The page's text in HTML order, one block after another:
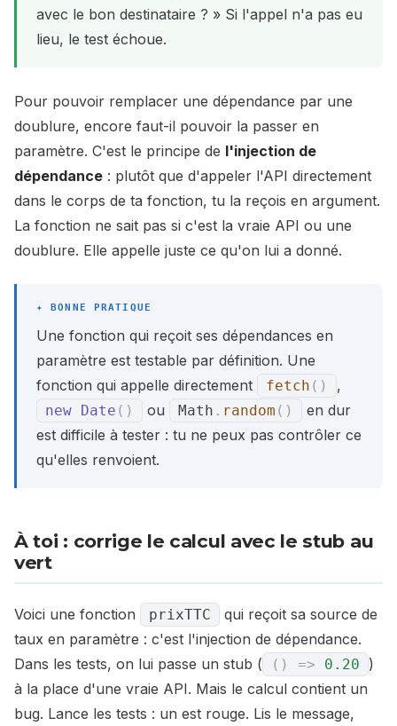
avec le bon destinataire ? » Si l'appel n'a pas eu
lieu, le test échoue.
Pour pouvoir remplacer une dépendance par une
doublure, encore faut-il pouvoir la passer en
paramètre. C'est le principe de l'injection de
dépendance : plutôt que d'appeler l'API directement
dans le corps de ta fonction, tu la reçois en argument.
La fonction ne sait pas si c'est la vraie API ou une
doublure. Elle appelle juste ce qu'on lui a donné.
Une fonction qui reçoit ses dépendances en
paramètre est testable par définition. Une
fonction qui appelle directement
fetch ( ) ,
new Date ( ) ou Math . random ( )
en dur
est difficile à tester : tu ne peux pas contrôler ce
qu'elles renvoient.
À toi : corrige le calcul avec le stub au
vert
Voici une fonction prixTTC
qui reçoit sa source de
taux en paramètre : c'est l'injection de dépendance.
Dans les tests, on lui passe un stub (
( ) => 0.20
)
à la place d'une vraie API. Mais le calcul contient un
bug. Lance les tests : un est rouge. Lis le message,